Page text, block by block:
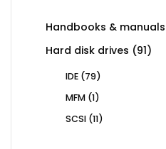
Handbooks & manuals
Hard disk drives 9191
IDE 7979
MFM 11
SCSI 1111